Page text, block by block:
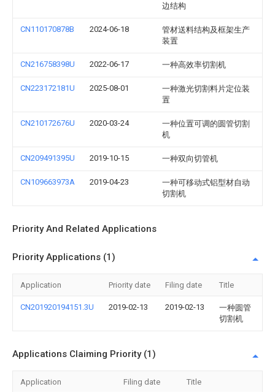
边结构
CN110170878B 2024-06-18
管材送料结构及框架生产
装置
CN216758398U 2022-06-17 一种高效率切割机
CN223172181U 2025-08-01
一种激光切割料片定位装
置
CN210172676U 2020-03-24
一种位置可调的圆管切割
机
CN209491395U 2019-10-15 一种双向切管机
CN109663973A 2019-04-23
一种可移动式铝型材自动
切割机
Priority And Related Applications
Priority Applications (1)
Application Priority date Filing date Title
CN201920194151.3U 2019-02-13 2019-02-13
一种圆管
切割机
Applications Claiming Priority (1)
Application Filing date Title